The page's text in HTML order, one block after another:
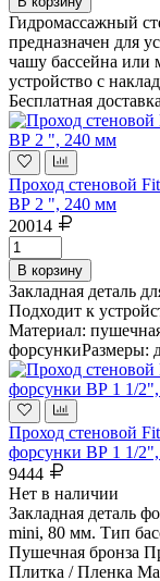
Гидромассажный
предназначен для
чашу бассейна или
устройство с
Бесплатная доставка
Проход стеновой
ВР 2 ", 240 мм
20014
В корзину
Закладная деталь
Подходит к
Материал:
форсункиРазмеры:
Проход стеновой
форсунки ВР 1 1/
9444
Нет в наличии
Закладная деталь
mini, 80 мм. Тип
Пушечная бронза
Плитка / Пленка